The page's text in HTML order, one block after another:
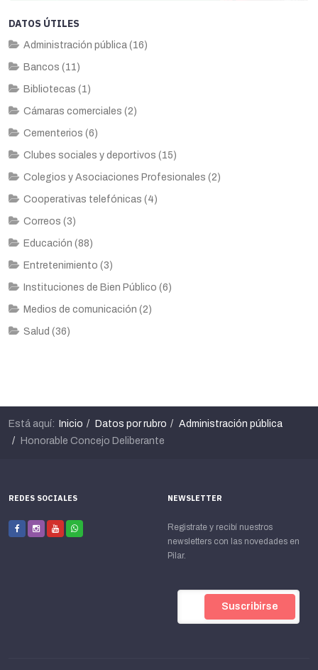
DATOS ÚTILES
Administración pública (16)
Bancos (11)
Bibliotecas (1)
Cámaras comerciales (2)
Cementerios (6)
Clubes sociales y deportivos (15)
Colegios y Asociaciones Profesionales (2)
Cooperativas telefónicas (4)
Correos (3)
Educación (88)
Entretenimiento (3)
Instituciones de Bien Público (6)
Medios de comunicación (2)
Salud (36)
Está aquí: Inicio Datos por rubro
Administración pública
Honorable Concejo Deliberante
REDES SOCIALES NEWSLETTER
Registrate y recibí nuestros
newsletters con las novedades en
Pilar.